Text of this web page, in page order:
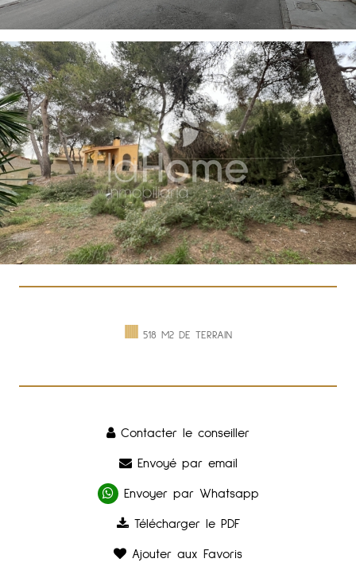
518 M2 DE TERRAIN
Contacter le conseiller
Envoyé par email
Envoyer par Whatsapp
Télécharger le PDF
Ajouter aux Favoris